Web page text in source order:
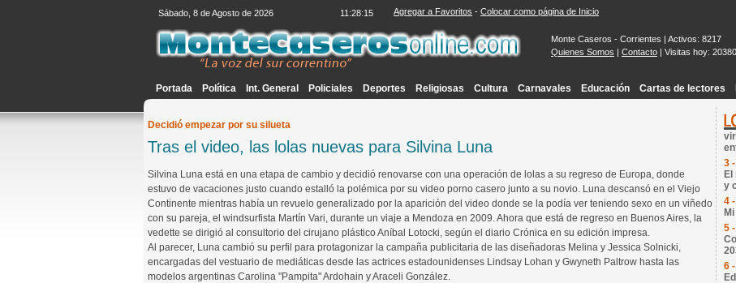
Sábado, 8 de Agosto de 2026 11:28:16 Agregar a Favoritos - Colocar como página de Inicio
Monte Caseros - Corrientes | Activos: 8217
Quienes Somos | Contacto | Visitas hoy: 20380
Portada Política Int. General Policiales Deportes Religiosas Cultura Carnavales Educación Cartas de lectores
Decidió empezar por su silueta
Tras el video, las lolas nuevas para Silvina Luna
Silvina Luna está en una etapa de cambio y decidió renovarse con una operación de lolas a su regreso de Europa, donde
estuvo de vacaciones justo cuando estalló la polémica por su video porno casero junto a su novio. Luna descansó en el Viejo
Continente mientras había un revuelo generalizado por la aparición del video donde se la podía ver teniendo sexo en un viñedo
con su pareja, el windsurfista Martín Vari, durante un viaje a Mendoza en 2009. Ahora que está de regreso en Buenos Aires, la
vedette se dirigió al consultorio del cirujano plástico Aníbal Lotocki, según el diario Crónica en su edición impresa.
Al parecer, Luna cambió su perfil para protagonizar la campaña publicitaria de las diseñadoras Melina y Jessica Solnicki,
encargadas del vestuario de mediáticas desde las actrices estadounidenses Lindsay Lohan y Gwyneth Paltrow hasta las
modelos argentinas Carolina "Pampita" Ardohain y Araceli González.
2
3
El
y
4 -
5
6